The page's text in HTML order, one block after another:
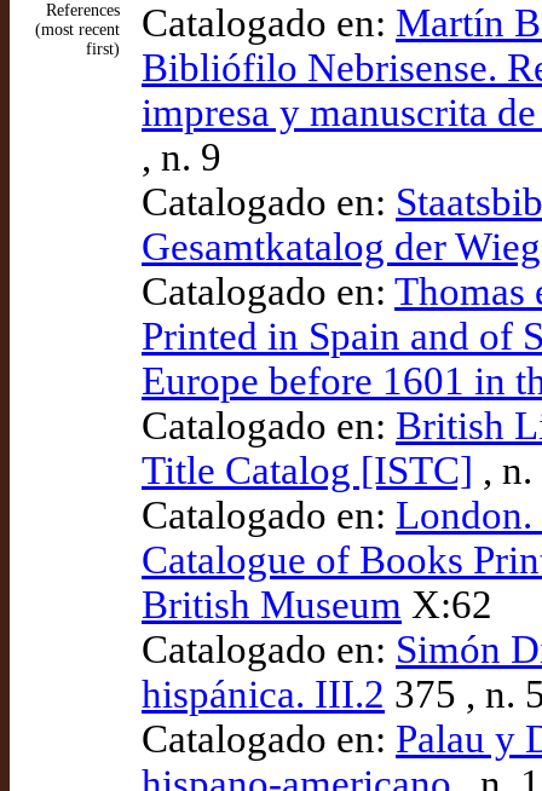
References
(most recent
first)
Catalogado en: Martín
Bibliófilo Nebrisense.
impresa y manuscrita
, n. 9
Catalogado en:
Gesamtkatalog der
Catalogado en: Thomas
Printed in Spain and of
Europe before 1601 in
Catalogado en: British
Title Catalog [ISTC] ,
Catalogado en:
Catalogue of Books
British Museum X:62
Catalogado en: Simón
hispánica. III.2 375 , n.
Catalogado en: Palau y